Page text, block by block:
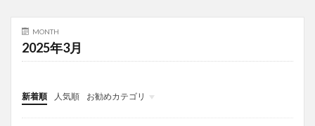
MONTH
2025年3月
新着順 人気順
お勧めカテゴリ
投稿
学び
マンガ
電子書籍